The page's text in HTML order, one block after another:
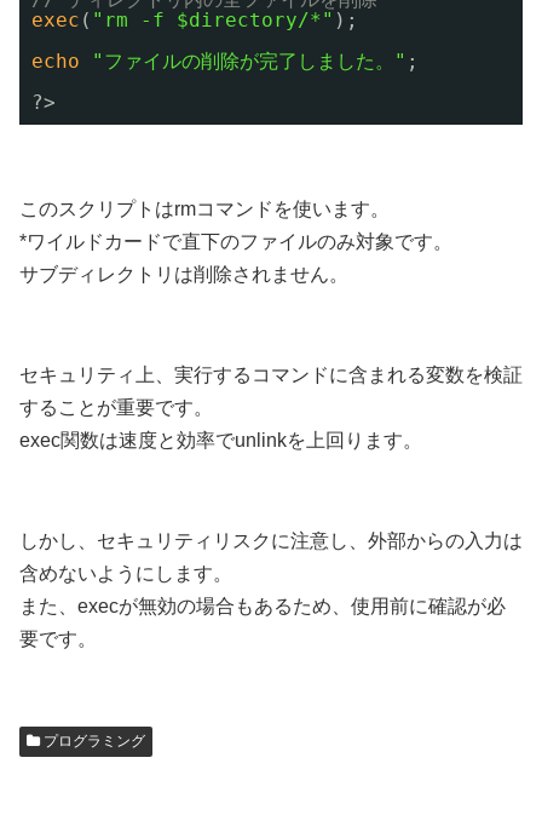
exec ( "rm -f $directory/*" );
echo
"ファイルの削除が完了しました。" ;
?>
このスクリプトはrmコマンドを使います。
*ワイルドカードで直下のファイルのみ対象です。
サブディレクトリは削除されません。
セキュリティ上、実行するコマンドに含まれる変数を検証
することが重要です。
exec関数は速度と効率でunlinkを上回ります。
しかし、セキュリティリスクに注意し、外部からの入力は
含めないようにします。
また、execが無効の場合もあるため、使用前に確認が必
要です。
プログラミング